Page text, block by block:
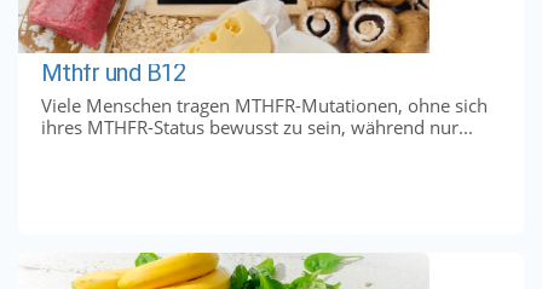
Mthfr und B12
Viele Menschen tragen MTHFR-Mutationen, ohne sich
ihres MTHFR-Status bewusst zu sein, während nur...